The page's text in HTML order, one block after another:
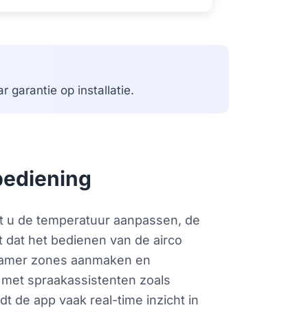
garantie op installatie.
de temperatuur aanpassen, de
dat het bedienen van de airco
zones aanmaken en
spraakassistenten zoals
de app vaak real-time inzicht in